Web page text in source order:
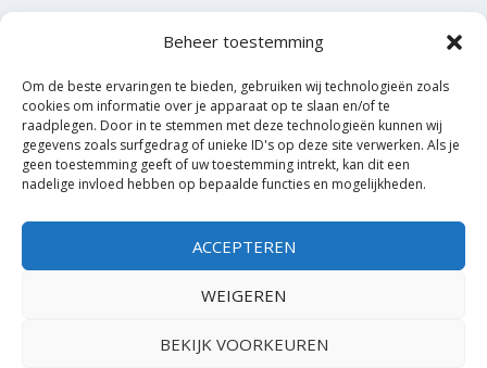
Beheer toestemming
Om de beste ervaringen te bieden, gebruiken wij technologieën zoals
cookies om informatie over je apparaat op te slaan en/of te
raadplegen. Door in te stemmen met deze technologieën kunnen wij
gegevens zoals surfgedrag of unieke ID's op deze site verwerken. Als je
geen toestemming geeft of uw toestemming intrekt, kan dit een
nadelige invloed hebben op bepaalde functies en mogelijkheden.
ACCEPTEREN
WEIGEREN
BEKIJK VOORKEUREN
WordPress